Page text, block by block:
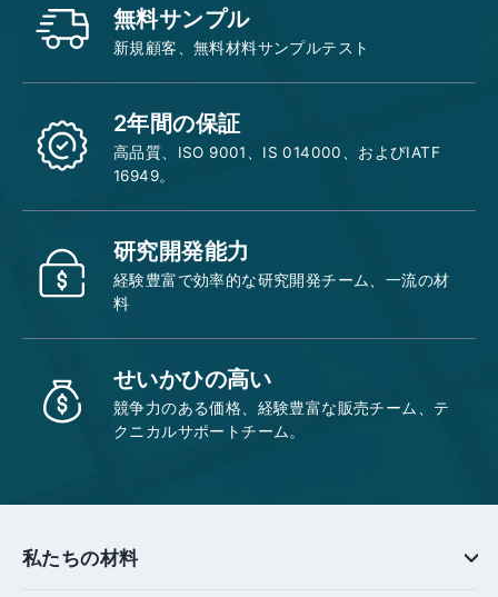
無料サンプル
新規顧客、無料材料サンプルテスト
2年間の保証
高品質、ISO 9001、IS 014000、およびIATF
16949。
研究開発能力
経験豊富で効率的な研究開発チーム、一流の材
料
せいかひの高い
競争力のある価格、経験豊富な販売チーム、テ
クニカルサポートチーム。
私たちの材料